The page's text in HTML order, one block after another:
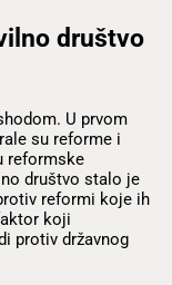
društvo
U prvom
su reforme i
reformske
društvo stalo je
reformi koje ih
koji
protiv državnog